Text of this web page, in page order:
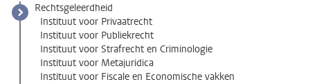
Rechtsgeleerdheid
Instituut voor Privaatrecht
Instituut voor Publiekrecht
Instituut voor Strafrecht en Criminologie
Instituut voor Metajuridica
Instituut voor Fiscale en Economische vakken